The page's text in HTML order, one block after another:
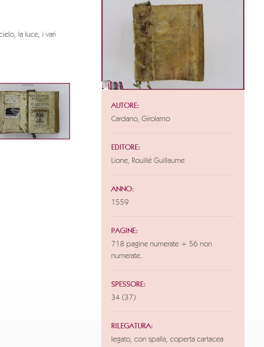
AUTORE:
Cardano, Girolamo
EDITORE:
Lione, Rouillé Guillaume
ANNO:
1559
PAGINE:
718 pagine numerate + 56 non
numerate.
SPESSORE:
34 (37)
RILEGATURA:
legato, con spalla, coperta cartacea
la luce, i vari